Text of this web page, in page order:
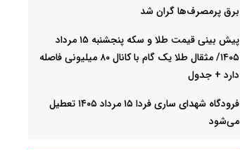
برق پرمصرف‌ها گران شد
پیش‌ بینی قیمت طلا و سکه پنجشنبه ۱۵ مرداد
۱۴۰۵/ مثقال طلا یک گام با کانال ۸۰ میلیونی فاصله
دارد + جدول
فرودگاه شهدای ساری فردا ۱۵ مرداد ۱۴۰۵ تعطیل
می‌شود